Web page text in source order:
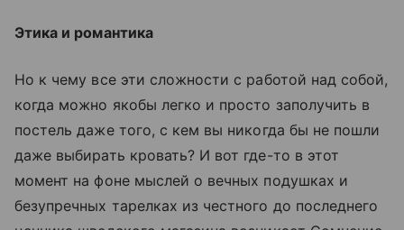
Этика и романтика
Но к чему все эти сложности с работой над собой,
когда можно якобы легко и просто заполучить в
постель даже того, с кем вы никогда бы не пошли
даже выбирать кровать? И вот где-то в этот
момент на фоне мыслей о вечных подушках и
безупречных тарелках из честного до последнего